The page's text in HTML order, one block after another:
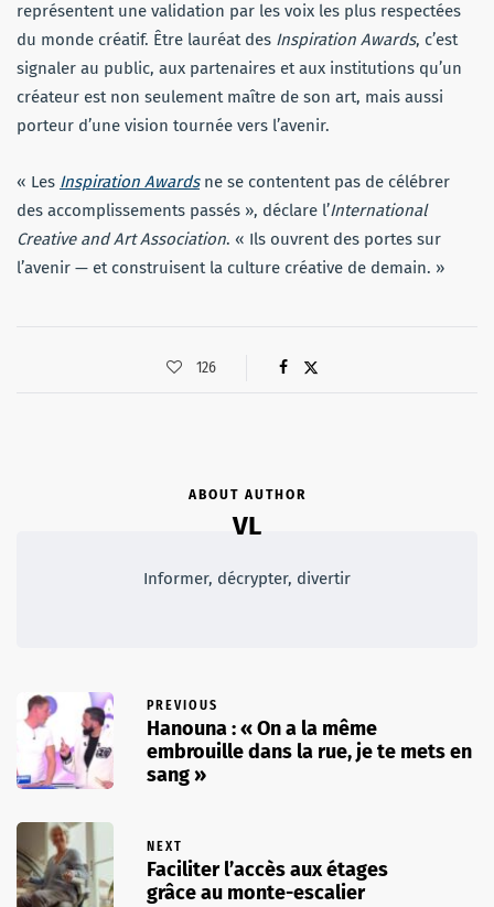
représentent une validation par les voix les plus respectées
du monde créatif. Être lauréat des Inspiration Awards, c’est
signaler au public, aux partenaires et aux institutions qu’un
créateur est non seulement maître de son art, mais aussi
porteur d’une vision tournée vers l’avenir.
« Les Inspiration Awardsne se contentent pas de célébrer
des accomplissements passés », déclare l’International
Creative and Art Association. « Ils ouvrent des portes sur
l’avenir — et construisent la culture créative de demain. »
126
ABOUT AUTHOR
VL
Informer, décrypter, divertir
PREVIOUS
Hanouna : « On a la même
embrouille dans la rue, je te mets en
sang »
NEXT
Faciliter l’accès aux étages
grâce au monte-escalier